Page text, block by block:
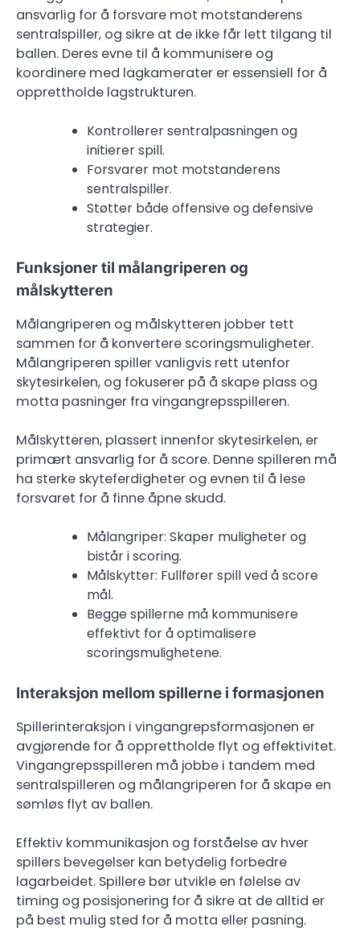
ansvarlig for å forsvare mot motstanderens
sentralspiller, og sikre at de ikke får lett tilgang til
ballen. Deres evne til å kommunisere og
koordinere med lagkamerater er essensiell for å
opprettholde lagstrukturen.
Kontrollerer sentralpasningen og
initierer spill.
Forsvarer mot motstanderens
sentralspiller.
Støtter både offensive og defensive
strategier.
Funksjoner til målangriperen og
målskytteren
Målangriperen og målskytteren jobber tett
sammen for å konvertere scoringsmuligheter.
Målangriperen spiller vanligvis rett utenfor
skytesirkelen, og fokuserer på å skape plass og
motta pasninger fra vingangrepsspilleren.
Målskytteren, plassert innenfor skytesirkelen, er
primært ansvarlig for å score. Denne spilleren må
ha sterke skyteferdigheter og evnen til å lese
forsvaret for å finne åpne skudd.
Målangriper: Skaper muligheter og
bistår i scoring.
Målskytter: Fullfører spill ved å score
mål.
Begge spillerne må kommunisere
effektivt for å optimalisere
scoringsmulighetene.
Interaksjon mellom spillerne i formasjonen
Spillerinteraksjon i vingangrepsformasjonen er
avgjørende for å opprettholde flyt og effektivitet.
Vingangrepsspilleren må jobbe i tandem med
sentralspilleren og målangriperen for å skape en
sømløs flyt av ballen.
Effektiv kommunikasjon og forståelse av hver
spillers bevegelser kan betydelig forbedre
lagarbeidet. Spillere bør utvikle en følelse av
timing og posisjonering for å sikre at de alltid er
på best mulig sted for å motta eller pasning.